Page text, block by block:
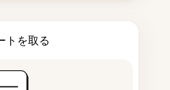
トを取る